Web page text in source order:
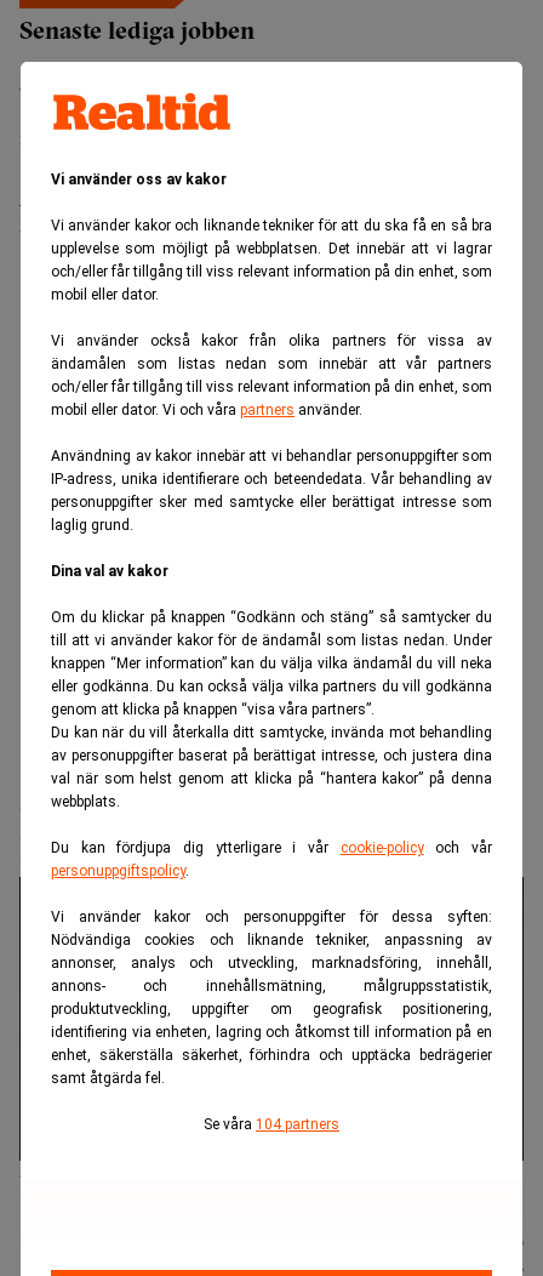
Vi använder oss av kakor
Vi använder kakor och liknande tekniker för att du ska få en så bra
upplevelse som möjligt på webbplatsen. Det innebär att vi lagrar
och/eller får tillgång till viss relevant information på din enhet, som
mobil eller dator.
Vi använder också kakor från olika partners för vissa av
ändamålen som listas nedan som innebär att vår partners
och/eller får tillgång till viss relevant information på din enhet, som
mobil eller dator. Vi och våra partners använder.
Användning av kakor innebär att vi behandlar personuppgifter som
IP-adress, unika identifierare och beteendedata. Vår behandling av
personuppgifter sker med samtycke eller berättigat intresse som
laglig grund.
Dina val av kakor
Om du klickar på knappen “Godkänn och stäng” så samtycker du
till att vi använder kakor för de ändamål som listas nedan. Under
knappen “Mer information” kan du välja vilka ändamål du vill neka
eller godkänna. Du kan också välja vilka partners du vill godkänna
genom att klicka på knappen “visa våra partners”.
Du kan när du vill återkalla ditt samtycke, invända mot behandling
av personuppgifter baserat på berättigat intresse, och justera dina
val när som helst genom att klicka på “hantera kakor” på denna
webbplats.
Du kan fördjupa dig ytterligare i vår cookie-policyoch vår
personuppgiftspolicy.
Vi använder kakor och personuppgifter för dessa syften:
Nödvändiga cookies och liknande tekniker, anpassning av
annonser, analys och utveckling, marknadsföring, innehåll,
annons- och innehållsmätning, målgruppsstatistik,
produktutveckling, uppgifter om geografisk positionering,
identifiering via enheten, lagring och åtkomst till information på en
enhet, säkerställa säkerhet, förhindra och upptäcka bedrägerier
samt åtgärda fel.
Se våra 104 partners
Senaste lediga jobben
Placering:Bromma, Stockholm
Sista ansökningsdag:
21/08/2026
Sista ansökningsdag:13/06/2026
ANNONS
Realtid.se IT & tech
Googles AI-chef slutar – stuvar om i
ledningen
Jeff Dean har varit en mycket inflytelserik kraft i Googles AI-
Stenlund
05 aug. 2026
Uppdaterad:05 aug. 2026